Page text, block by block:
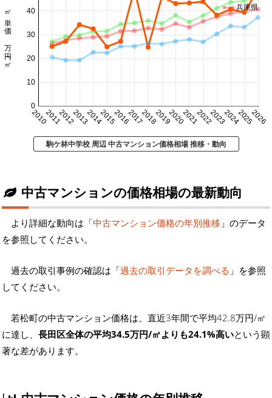
20102011201220132014201520162017201820192020202120222023202420252026
0
10
20
30
40
㎡単価 万円/㎡
兵庫県
駒ケ林中学校 周辺 中古マンション価格相場 推移・動向
中古マンションの価格相場の最新動向
より詳細な動向は「中古マンション価格の年別推移 」のデータ
を参照してください。
過去の取引事例の確認は「過去の取引データを調べる 」を参照
してください。
若松町の中古マンション価格は、直近3年間で平均42.8万円/㎡
に達し、 長田区全体の平均34.5万円/㎡よりも24.1%高いという顕
著な差があります。